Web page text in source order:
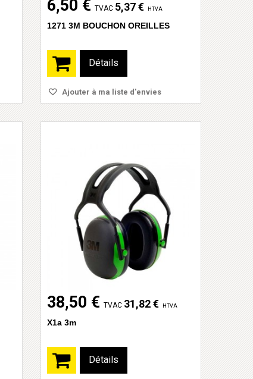
6,50 € TVAC 5,37 € HTVA
1271 3M BOUCHON OREILLES
Détails
Ajouter à ma liste d'envies
38,50 € TVAC 31,82 € HTVA
X1a 3m
Détails